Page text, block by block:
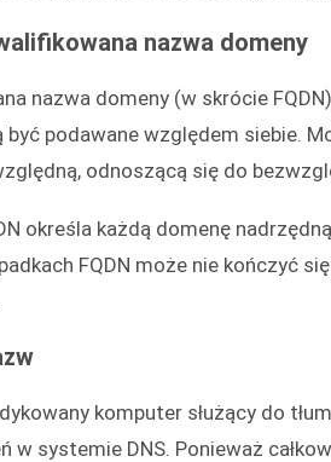
nazwa domeny
nazwa domeny (w skrócie
być podawane względem siebie.
odnoszącą się do
określa każdą domenę
FQDN może nie kończyć
komputer służący do
w systemie DNS. Ponieważ